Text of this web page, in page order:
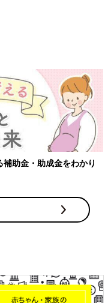
ーがありました。
つは替えたことがなか
、乳頭保護器を貸してい
助金・助成金をわかり